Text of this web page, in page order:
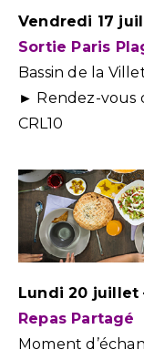
Vendredi 17
Sortie Paris
Bassin de la
► Rendez-vous
CRL10
Lundi 20 juillet
Repas Partagé
Moment